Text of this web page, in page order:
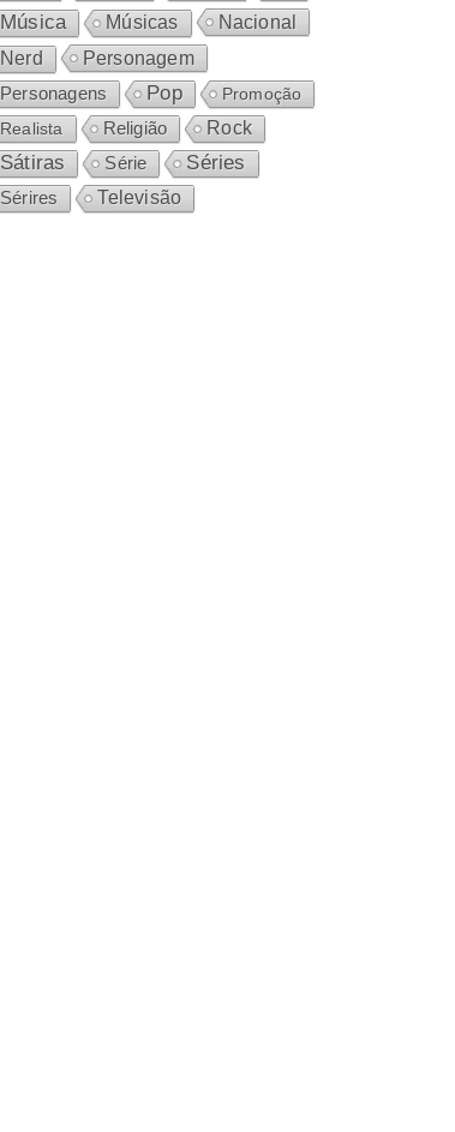
Música Músicas Nacional
Nerd Personagem
Personagens Pop
Promoção
Realista
Religião Rock
Sátiras Série Séries
Sérires Televisão